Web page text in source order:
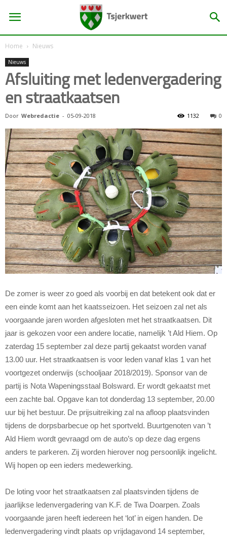
Home Nieuws
Nieuws
Afsluiting met ledenvergadering
en straatkaatsen
Door Webredactie - 05-09-2018 0
1132
De zomer is weer zo goed als voorbij en dat betekent ook dat er
een einde komt aan het kaatsseizoen. Het seizoen zal net als
voorgaande jaren worden afgesloten met het straatkaatsen. Dit
jaar is gekozen voor een andere locatie, namelijk ’t Ald Hiem. Op
zaterdag 15 september zal deze partij gekaatst worden vanaf
13.00 uur. Het straatkaatsen is voor leden vanaf klas 1 van het
voortgezet onderwijs (schooljaar 2018/2019). Sponsor van de
partij is Nota Wapeningsstaal Bolsward. Er wordt gekaatst met
een zachte bal. Opgave kan tot donderdag 13 september, 20.00
uur bij het bestuur. De prijsuitreiking zal na afloop plaatsvinden
tijdens de dorpsbarbecue op het sportveld. Buurtgenoten van ’t
Ald Hiem wordt gevraagd om de auto’s op deze dag ergens
anders te parkeren. Zij worden hierover nog persoonlijk ingelicht.
Wij hopen op een ieders medewerking.
De loting voor het straatkaatsen zal plaatsvinden tijdens de
jaarlijkse ledenvergadering van K.F. de Twa Doarpen. Zoals
voorgaande jaren heeft iedereen het ‘lot’ in eigen handen. De
ledenvergadering vindt plaats op vrijdagavond 14 september,